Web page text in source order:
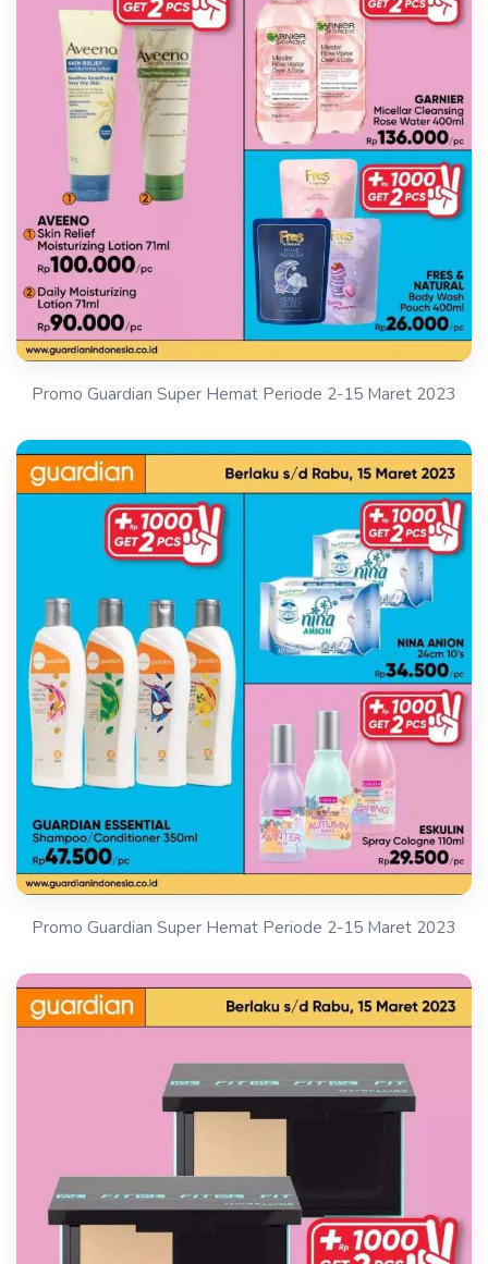
Promo Guardian Super Hemat Periode 2-15 Maret 2023
Promo Guardian Super Hemat Periode 2-15 Maret 2023